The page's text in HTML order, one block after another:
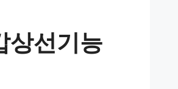
상선기능